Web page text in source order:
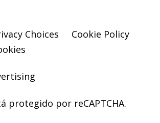
Choices
Cookie Policy
protegido por reCAPTCHA.